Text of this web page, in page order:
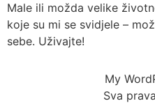
Male ili možda velike
koje su mi se svidjele –
sebe. Uživajte!
My
Sva